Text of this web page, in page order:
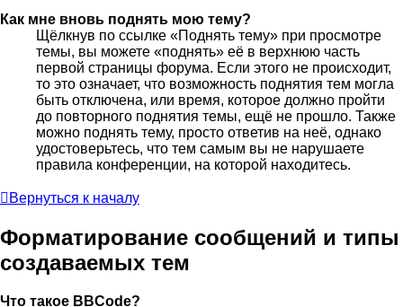
Как мне вновь поднять мою тему?
Щёлкнув по ссылке «Поднять тему» при просмотре
темы, вы можете «поднять» её в верхнюю часть
первой страницы форума. Если этого не происходит,
то это означает, что возможность поднятия тем могла
быть отключена, или время, которое должно пройти
до повторного поднятия темы, ещё не прошло. Также
можно поднять тему, просто ответив на неё, однако
удостоверьтесь, что тем самым вы не нарушаете
правила конференции, на которой находитесь.
Вернуться к началу
Форматирование сообщений и типы
создаваемых тем
Что такое BBCode?